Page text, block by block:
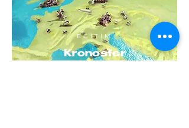
EĞİTİM
Kronosfer